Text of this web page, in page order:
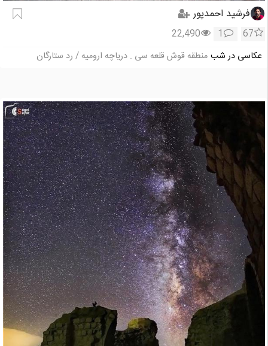
فرشید احمدپور
67
1
22,490
عکاسی در شب منطقه قوش قلعه سی . دریاچه ارومیه / رد ستارگان